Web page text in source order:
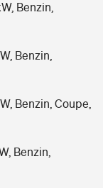
Benzin,
Benzin,
Benzin, Coupe,
Benzin,